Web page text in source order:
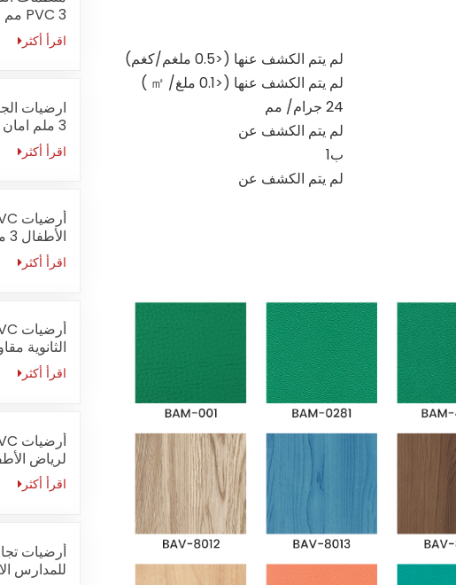
PVC 3 مم مضادة للبكتيريا
اقرأ أكثر
ارضيات
3 ملم امان
اقرأ أكثر
مقاومة
اقرأ أكثر
الثانوية
اقرأ أكثر
للماء
اقرأ أكثر
لم يتم الكشف عنها (<0.5 ملغم/كغم)
لم يتم الكشف عنها (<0.1 ملغ/ ㎡
)
24 جرام/
مم
لم يتم الكشف عن
ب1
لم يتم الكشف عن